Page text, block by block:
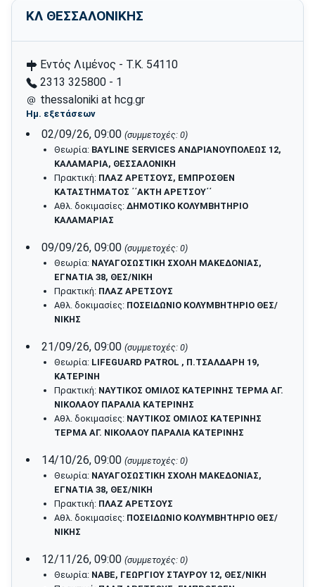
ΚΛ ΘΕΣΣΑΛΟΝΙΚΗΣ
Εντός Λιμένος - Τ.Κ. 54110
2313 325800 - 1
thessaloniki at hcg.gr
Ημ. εξετάσεων
02/09/26, 09:00 (συμμετοχές: 0)
Θεωρία: ΒΑYLINE SERVICES ΑΝΔΡΙΑΝΟΥΠΟΛΕΩΣ 12,
ΚΑΛΑΜΑΡΙΑ, ΘΕΣΣΑΛΟΝΙΚΗ
Πρακτική: ΠΛΑΖ ΑΡΕΤΣΟΥΣ, ΕΜΠΡΟΣΘΕΝ
ΚΑΤΑΣΤΗΜΑΤΟΣ ΄΄ΑΚΤΗ ΑΡΕΤΣΟΥ΄΄
Αθλ. δοκιμασίες: ΔΗΜΟΤΙΚΟ ΚΟΛΥΜΒΗΤΗΡΙΟ
ΚΑΛΑΜΑΡΙΑΣ
09/09/26, 09:00 (συμμετοχές: 0)
Θεωρία: ΝΑΥΑΓΟΣΩΣΤΙΚΗ ΣΧΟΛΗ ΜΑΚΕΔΟΝΙΑΣ,
ΕΓΝΑΤΙΑ 38, ΘΕΣ/ΝΙΚΗ
Πρακτική: ΠΛΑΖ ΑΡΕΤΣΟΥΣ
Αθλ. δοκιμασίες: ΠΟΣΕΙΔΩΝΙΟ ΚΟΛΥΜΒΗΤΗΡΙΟ ΘΕΣ/
ΝΙΚΗΣ
21/09/26, 09:00 (συμμετοχές: 0)
Θεωρία: LIFEGUARD PATROL , Π.ΤΣΑΛΔΑΡΗ 19,
ΚΑΤΕΡΙΝΗ
Πρακτική: ΝΑΥΤΙΚΟΣ ΟΜΙΛΟΣ ΚΑΤΕΡΙΝΗΣ ΤΕΡΜΑ ΑΓ.
ΝΙΚΟΛΑΟΥ ΠΑΡΑΛΙΑ ΚΑΤΕΡΙΝΗΣ
Αθλ. δοκιμασίες: ΝΑΥΤΙΚΟΣ ΟΜΙΛΟΣ ΚΑΤΕΡΙΝΗΣ
ΤΕΡΜΑ ΑΓ. ΝΙΚΟΛΑΟΥ ΠΑΡΑΛΙΑ ΚΑΤΕΡΙΝΗΣ
14/10/26, 09:00 (συμμετοχές: 0)
Θεωρία: ΝΑΥΑΓΟΣΩΣΤΙΚΗ ΣΧΟΛΗ ΜΑΚΕΔΟΝΙΑΣ,
ΕΓΝΑΤΙΑ 38, ΘΕΣ/ΝΙΚΗ
Πρακτική: ΠΛΑΖ ΑΡΕΤΣΟΥΣ
Αθλ. δοκιμασίες: ΠΟΣΕΙΔΩΝΙΟ ΚΟΛΥΜΒΗΤΗΡΙΟ ΘΕΣ/
ΝΙΚΗΣ
12/11/26, 09:00 (συμμετοχές: 0)
Θεωρία: ΝΑΒΕ, ΓΕΩΡΓΙΟΥ ΣΤΑΥΡΟΥ 12, ΘΕΣ/ΝΙΚΗ